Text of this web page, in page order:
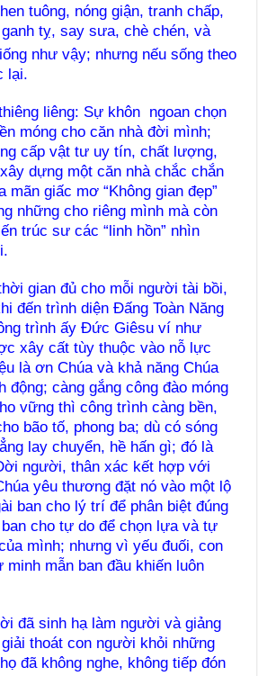
tuông, nóng giận, tranh chấp,
ganh tỵ, say sưa, chè chén, và
như vậy; nhưng nếu sống theo
lại.
liêng: Sự khôn ngoan chọn
móng cho căn nhà đời mình;
cấp vật tư uy tín, chất lượng,
dựng một căn nhà chắc chắn
mãn giấc mơ “Không gian đẹp”
những cho riêng mình mà còn
trúc sư các “linh hồn” nhìn
gian đủ cho mỗi người tài bồi,
đến trình diện Đấng Toàn Năng
trình ấy Đức Giêsu ví như
xây cất tùy thuộc vào nỗ lực
là ơn Chúa và khả năng Chúa
động; càng gắng công đào móng
vững thì công trình càng bền,
bão tố, phong ba; dù có sóng
lay chuyển, hề hấn gì; đó là
người, thân xác kết hợp với
yêu thương đặt nó vào một lộ
ban cho lý trí để phân biệt đúng
cho tự do để chọn lựa và tự
mình; nhưng vì yếu đuối, con
mẫn ban đầu khiến luôn
đã sinh hạ làm người và giảng
thoát con người khỏi những
đã không nghe, không tiếp đón